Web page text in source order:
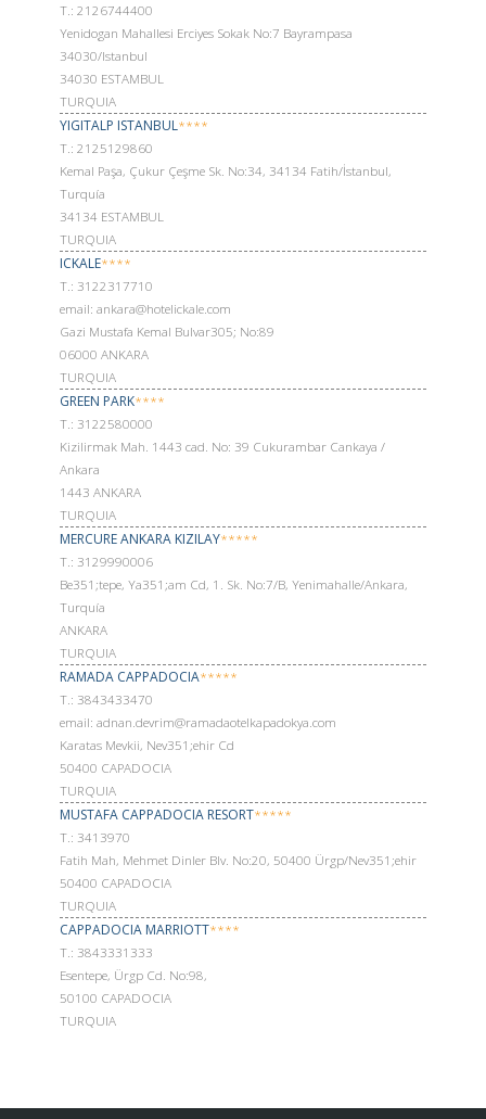
Т.: 2126744400
Yenidogan Mahallesi Erciyes Sokak No:7 Bayrampasa
34030/Istanbul
34030 ESTAMBUL
TURQUIA
YIGITALP ISTANBUL****
Т.: 2125129860
Kemal Paşa, Çukur Çeşme Sk. No:34, 34134 Fatih/İstanbul,
Turquía
34134 ESTAMBUL
TURQUIA
ICKALE****
Т.: 3122317710
email: ankara@hotelickale.com
Gazi Mustafa Kemal Bulvar305; No:89
06000 ANKARA
TURQUIA
GREEN PARK****
Т.: 3122580000
Kizilirmak Mah. 1443 cad. No: 39 Cukurambar Cankaya /
Ankara
1443 ANKARA
TURQUIA
MERCURE ANKARA KIZILAY*****
Т.: 3129990006
Be351;tepe, Ya351;am Cd, 1. Sk. No:7/B, Yenimahalle/Ankara,
Turquía
ANKARA
TURQUIA
RAMADA CAPPADOCIA*****
Т.: 3843433470
email: adnan.devrim@ramadaotelkapadokya.com
Karatas Mevkii, Nev351;ehir Cd
50400 CAPADOCIA
TURQUIA
MUSTAFA CAPPADOCIA RESORT*****
Т.: 3413970
Fatih Mah, Mehmet Dinler Blv. No:20, 50400 Ürgp/Nev351;ehir
50400 CAPADOCIA
TURQUIA
CAPPADOCIA MARRIOTT****
Т.: 3843331333
Esentepe, Ürgp Cd. No:98,
50100 CAPADOCIA
TURQUIA